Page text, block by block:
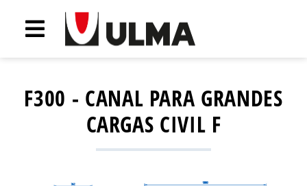
F300 - CANAL PARA GRANDES
CARGAS CIVIL F